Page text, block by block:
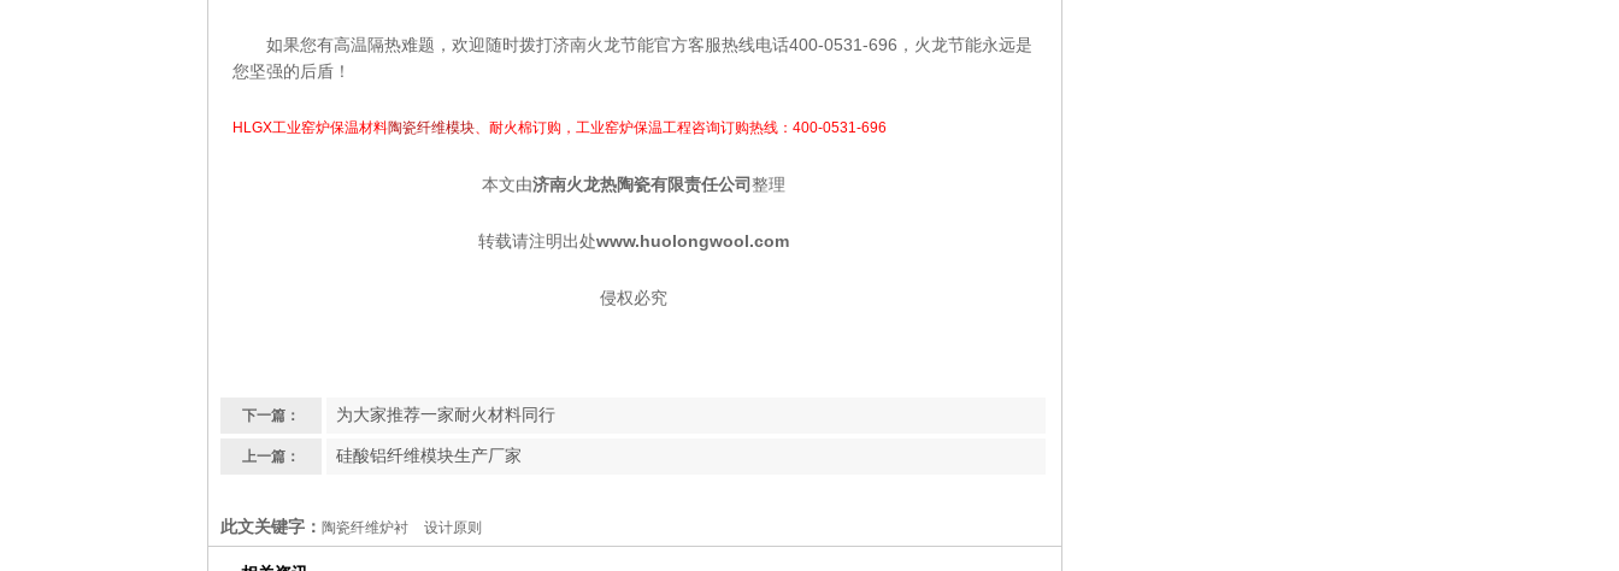
如果您有高温隔热难题，欢迎随时拨打济南火龙节能官方客服热线电话400-0531-696，火龙节能永远是
您坚强的后盾！
HLGX工业窑炉保温材料陶瓷纤维模块、耐火棉订购，工业窑炉保温工程咨询订购热线：400-0531-696
本文由济南火龙热陶瓷有限责任公司整理
转载请注明出处www.huolongwool.com
侵权必究
下一篇： 为大家推荐一家耐火材料同行
上一篇： 硅酸铝纤维模块生产厂家
此文关键字： 陶瓷纤维炉衬 设计原则